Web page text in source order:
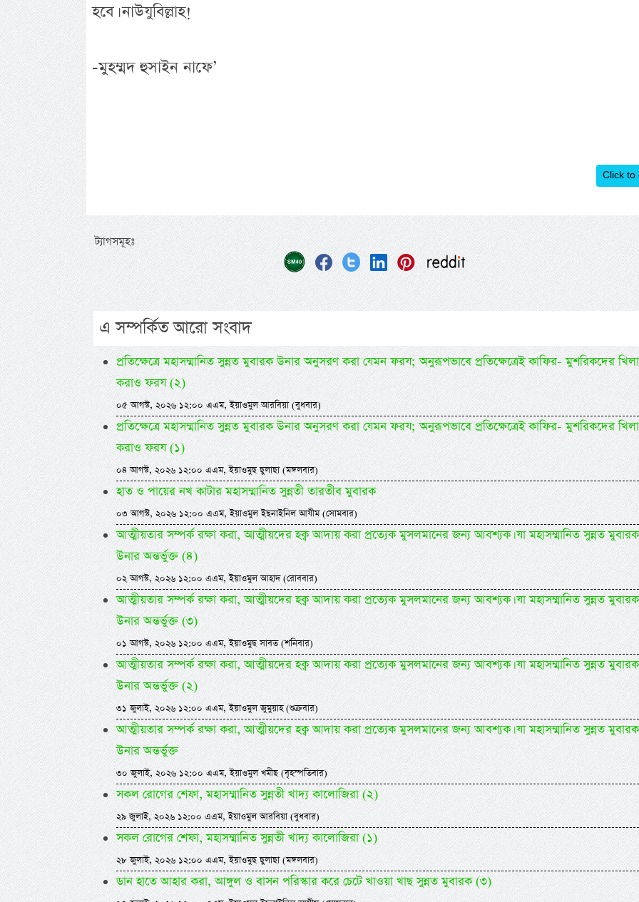
হবে। নাউযুবিল্লাহ!
-মুহম্মদ হুসাইন নাফে’
Click to
ট্যাগসমূহঃ
এ সম্পর্কিত আরো সংবাদ
প্রতিক্ষেত্রে মহাসম্মানিত সুন্নত মুবারক উনার অনুসরণ করা যেমন ফরয; অনুরূপভাবে প্রতিক্ষেত্রেই কাফির- মুশরিকদের
করাও ফরয (২)
০৫ আগস্ট, ২০২৬ ১২:০০ এএম, ইয়াওমুল আরবিয়া (বুধবার)
প্রতিক্ষেত্রে মহাসম্মানিত সুন্নত মুবারক উনার অনুসরণ করা যেমন ফরয; অনুরূপভাবে প্রতিক্ষেত্রেই কাফির- মুশরিকদের
করাও ফরয (১)
০৪ আগস্ট, ২০২৬ ১২:০০ এএম, ইয়াওমুছ ছুলাছা (মঙ্গলবার)
হাত ও পায়ের নখ কাটার মহাসম্মানিত সুন্নতী তারতীব মুবারক
০৩ আগস্ট, ২০২৬ ১২:০০ এএম, ইয়াওমুল ইছনাইনিল আযীম (সোমবার)
আত্মীয়তার সম্পর্ক রক্ষা করা, আত্মীয়দের হক্ব আদায় করা প্রত্যেক মুসলমানের জন্য আবশ্যক। যা মহাসম্মানিত সুন্নত মুবারক
উনার অন্তর্ভুক্ত (৪)
০২ আগস্ট, ২০২৬ ১২:০০ এএম, ইয়াওমুল আহাদ (রোববার)
আত্মীয়তার সম্পর্ক রক্ষা করা, আত্মীয়দের হক্ব আদায় করা প্রত্যেক মুসলমানের জন্য আবশ্যক। যা মহাসম্মানিত সুন্নত মুবারক
উনার অন্তর্ভুক্ত (৩)
০১ আগস্ট, ২০২৬ ১২:০০ এএম, ইয়াওমুছ সাবত (শনিবার)
আত্মীয়তার সম্পর্ক রক্ষা করা, আত্মীয়দের হক্ব আদায় করা প্রত্যেক মুসলমানের জন্য আবশ্যক। যা মহাসম্মানিত সুন্নত মুবারক
উনার অন্তর্ভুক্ত (২)
৩১ জুলাই, ২০২৬ ১২:০০ এএম, ইয়াওমুল জুমুয়াহ (শুক্রবার)
আত্মীয়তার সম্পর্ক রক্ষা করা, আত্মীয়দের হক্ব আদায় করা প্রত্যেক মুসলমানের জন্য আবশ্যক। যা মহাসম্মানিত সুন্নত মুবারক
উনার অন্তর্ভুক্ত
৩০ জুলাই, ২০২৬ ১২:০০ এএম, ইয়াওমুল খমীছ (বৃহস্পতিবার)
সকল রোগের শেফা, মহাসম্মানিত সুন্নতী খাদ্য কালোজিরা (২)
২৯ জুলাই, ২০২৬ ১২:০০ এএম, ইয়াওমুল আরবিয়া (বুধবার)
সকল রোগের শেফা, মহাসম্মানিত সুন্নতী খাদ্য কালোজিরা (১)
২৮ জুলাই, ২০২৬ ১২:০০ এএম, ইয়াওমুছ ছুলাছা (মঙ্গলবার)
ডান হাতে আহার করা, আঙ্গুল ও বাসন পরিস্কার করে চেটে খাওয়া খাছ সুন্নত মুবারক (৩)